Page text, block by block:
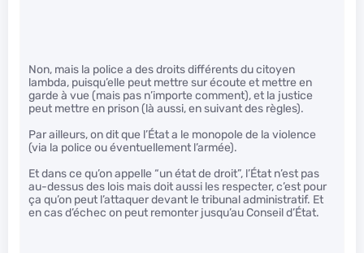
Non, mais la police a des droits différents du citoyen
lambda, puisqu’elle peut mettre sur écoute et mettre en
garde à vue (mais pas n’importe comment), et la justice
peut mettre en prison (là aussi, en suivant des règles).
Par ailleurs, on dit que l’État a le monopole de la violence
(via la police ou éventuellement l’armée).
Et dans ce qu’on appelle “un état de droit”, l’État n’est pas
au-dessus des lois mais doit aussi les respecter, c’est pour
ça qu’on peut l’attaquer devant le tribunal administratif. Et
en cas d’échec on peut remonter jusqu’au Conseil d’État.